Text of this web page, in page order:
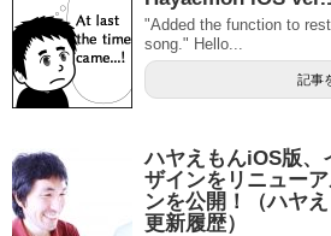
"Added the function to
song." Hello...
記事
ハヤえもんiOS版、
ザインをリニュー
ンを公開！（ハヤ
更新履歴）